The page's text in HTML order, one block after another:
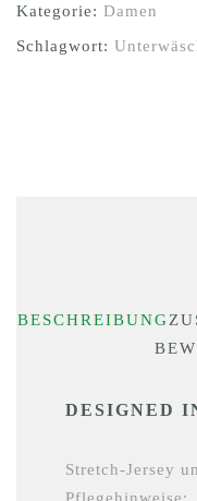
Kategorie: Damen
Schlagwort:
BESCHREIBUNG
DESIGNED
Stretch-Jersey
Pflegehinweise: